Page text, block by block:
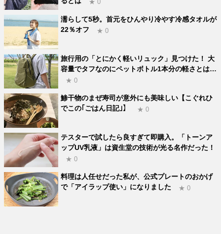
★ 0
濡らして5秒。首元をひんやり冷やす冷感タオルが
22％オフ
★ 0
旅行用の「とにかく軽いリュック」見つけた！ 大
容量でタフなのにペットボトル1本分の軽さとは…
★ 0
鯵干物のまぜ寿司が意外にも美味しい【こぐれひ
でこの｢ごはん日記｣】
★ 0
テスターで試したら良すぎて即購入。「トーンア
ップUV乳液」は資生堂の技術が光る名作だった！
★ 0
料理は人任せだった私が、公式プレートのおかげ
で「アイラップ使い」になりました
★ 0